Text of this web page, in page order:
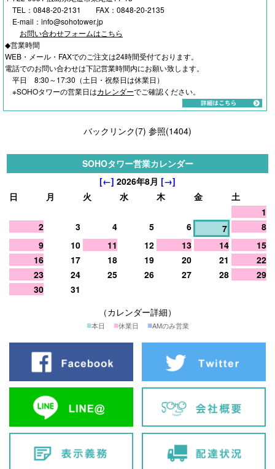
TEL：0848-20-2131 FAX：0848-20-2135
E-mail：info@sohotower.jp
お問い合わせフォームはこちら
◆営業時間
WEB・メール・FAXでのご注文は24時間受付ております。
電話でのお問い合わせは下記営業時間内にお願い致します。
平日 8:30～17:30（土日・祝祭日は休業日）
※SOHOタワーの営業日はカレンダーでご確認ください。
バックリンク(7) 参照(1404)
SOHOタワー営業カレンダー
[←] 2026年8月 [→]
日
月 火 水 木 金
土
1
2
3 4 5 6 7
8
9
10 11 12 13 14
15
16
17 18 19 20 21
22
23
24 25 26 27 28
29
30
31
（カレンダー詳細）
■本日 ■休業日 ■AMのみ営業